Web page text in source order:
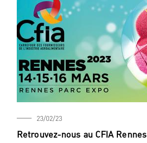
23/02/23
Retrouvez-nous au CFIA Rennes